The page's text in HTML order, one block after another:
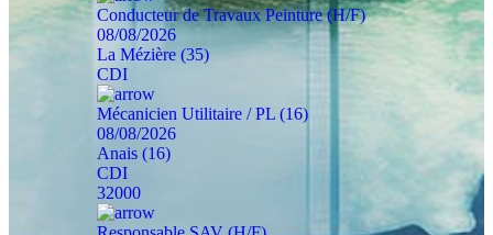
Conducteur de Travaux Peinture (H/F)
08/08/2026
La Mézière (35)
CDI
Mécanicien Utilitaire / PL (16)
08/08/2026
Anais (16)
CDI
32000